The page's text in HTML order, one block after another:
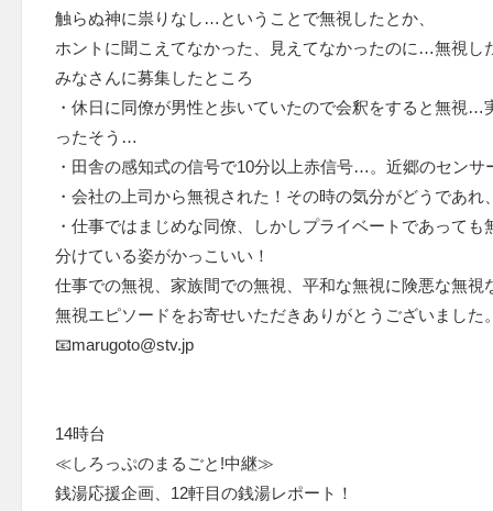
触らぬ神に祟りなし…ということで無視したとか、
ホントに聞こえてなかった、見えてなかったのに…無視
みなさんに募集したところ
・休日に同僚が男性と歩いていたので会釈をすると無視…
ったそう…
・田舎の感知式の信号で10分以上赤信号…。近郷のセンサ
・会社の上司から無視された！その時の気分がどうであ
・仕事ではまじめな同僚、しかしプライベートであって
分けている姿がかっこいい！
仕事での無視、家族間での無視、平和な無視に険悪な無視
無視エピソードをお寄せいただきありがとうございました
📧marugoto@stv.jp
14時台
≪しろっぷのまるごと!中継≫
銭湯応援企画、12軒目の銭湯レポート！